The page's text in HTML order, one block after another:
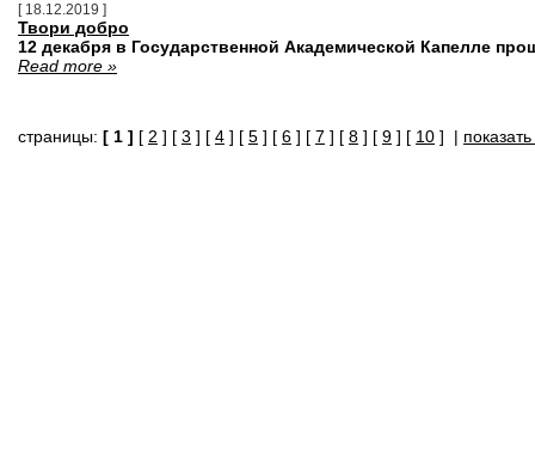
[ 18.12.2019 ]
Твори добро
12 декабря в Государственной Академической Капелле
Read more »
страницы: [ 1 ] [ 2 ] [ 3 ] [ 4 ] [ 5 ] [ 6 ] [ 7 ] [ 8 ] [ 9 ] [ 10 ] |